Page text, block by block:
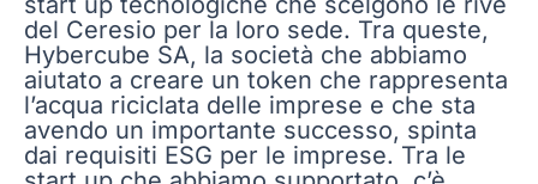
del Ceresio per la loro sede. Tra queste,
Hybercube SA, la società che abbiamo
aiutato a creare un token che rappresenta
l’acqua riciclata delle imprese e che sta
avendo un importante successo, spinta
dai requisiti ESG per le imprese. Tra le